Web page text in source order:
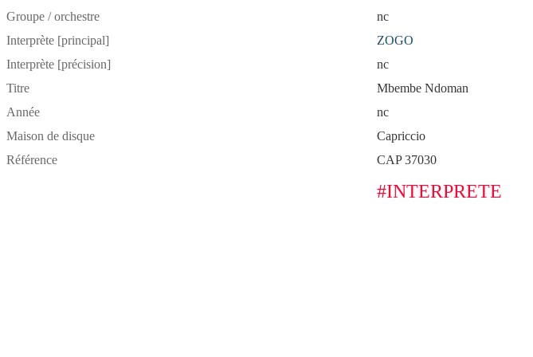
Groupe / orchestre
nc
Interprète [principal]
ZOGO
Interprète [précision]
nc
Titre
Mbembe Ndoman
Année
nc
Maison de disque
Capriccio
Référence
CAP 37030
#INTERPRETE